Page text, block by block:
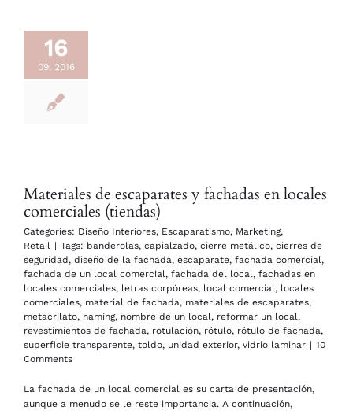
16
09, 2016
Materiales de escaparates y fachadas en locales
comerciales (tiendas)
Categories: Diseño Interiores, Escaparatismo, Marketing,
Retail | Tags: banderolas, capialzado, cierre metálico, cierres de
seguridad, diseño de la fachada, escaparate, fachada comercial,
fachada de un local comercial, fachada del local, fachadas en
locales comerciales, letras corpóreas, local comercial, locales
comerciales, material de fachada, materiales de escaparates,
metacrilato, naming, nombre de un local, reformar un local,
revestimientos de fachada, rotulación, rótulo, rótulo de fachada,
superficie transparente, toldo, unidad exterior, vidrio laminar | 10
Comments
La fachada de un local comercial es su carta de presentación,
aunque a menudo se le reste importancia. A continuación,